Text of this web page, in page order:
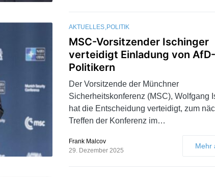
AKTUELLES POLITIK
MSC-Vorsitzender Ischinger
verteidigt Einladung von AfD-
Politikern
Der Vorsitzende der Münchner
Sicherheitskonferenz (MSC), Wolfgang
hat die Entscheidung verteidigt, zum
Treffen der Konferenz im…
Frank Malcov
29. Dezember 2025
Mehr